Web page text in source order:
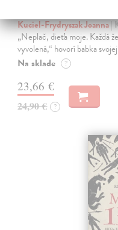
Kuciel-Frydryszak Joanna|
„Neplač, dieťa moje. Každá
vyvolená,“ hovorí babka
Na sklade ?
23,66 €
24,90 € ?